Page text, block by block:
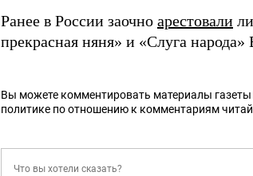
Ранее в России заочно арестовали
прекрасная няня» и «Слуга
Вы можете комментировать материалы
политике по отношению к комментариям